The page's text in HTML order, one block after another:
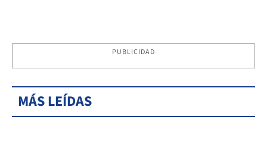
PUBLICIDAD
MÁS LEÍDAS